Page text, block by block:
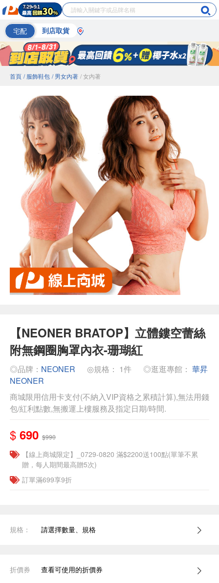
宅配 到店取貨
首頁 / 服飾鞋包 / 男女內著 / 女內著
【NEONER BRATOP】立體鏤空蕾絲
附無鋼圈胸罩內衣-珊瑚紅
◎品牌： NEONER ◎規格： 1件 ◎逛逛專館： 華昇
NEONER
商城限用信用卡支付(不納入VIP資格之累積計算),無法用錢
包/紅利點數,無搬運上樓服務及指定日期/時間.
$ 690 $990
【線上商城限定】_0729-0820 滿$2200送100點(單筆不累
贈，每人期間最高贈5次)
訂單滿699享9折
規格： 請選擇數量、規格
折價券 查看可使用的折價券